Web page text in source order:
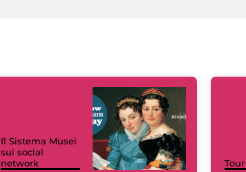
Il Sistema Musei
sui social
network